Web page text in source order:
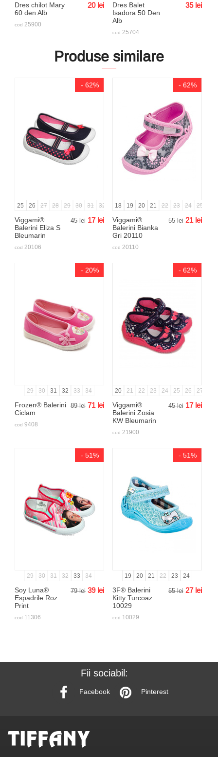
Dres chilot Mary
60 den Alb
20 lei
cod 25900
Dres Balet
Isadora 50 Den
Alb
35 lei
cod 25704
Produse similare
- 62%
25 26 27 28 29 30 31 32 33 34 35 36
Viggami®
Balerini Eliza S
Bleumarin
45 lei 17 lei
cod 20106
- 62%
18 19 20 21 22 23 24 25
Viggami®
Balerini Bianka
Gri 20110
55 lei 21 lei
cod 20110
- 20%
29 30 31 32 33 34
Frozen® Balerini
Ciclam
89 lei 71 lei
cod 9408
- 62%
20 21 22 23 24 25 26 27
Viggami®
Balerini Zosia
KW Bleumarin
45 lei 17 lei
cod 21900
- 51%
29 30 31 32 33 34
Soy Luna®
Espadrile Roz
Print
79 lei 39 lei
cod 11306
- 51%
19 20 21 22 23 24
3F® Balerini
Kitty Turcoaz
10029
55 lei 27 lei
cod 10029
Fii sociabil:
Facebook Pinterest